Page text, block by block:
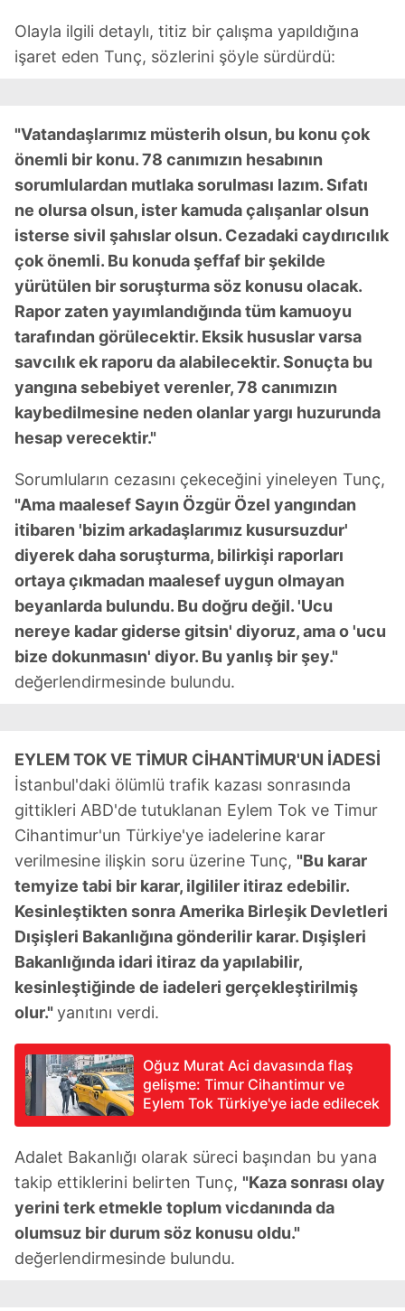
Olayla ilgili detaylı, titiz bir çalışma yapıldığına
işaret eden Tunç, sözlerini şöyle sürdürdü:
"Vatandaşlarımız müsterih olsun, bu konu çok
önemli bir konu. 78 canımızın hesabının
sorumlulardan mutlaka sorulması lazım. Sıfatı
ne olursa olsun, ister kamuda çalışanlar olsun
isterse sivil şahıslar olsun. Cezadaki caydırıcılık
çok önemli. Bu konuda şeffaf bir şekilde
yürütülen bir soruşturma söz konusu olacak.
Rapor zaten yayımlandığında tüm kamuoyu
tarafından görülecektir. Eksik hususlar varsa
savcılık ek raporu da alabilecektir. Sonuçta bu
yangına sebebiyet verenler, 78 canımızın
kaybedilmesine neden olanlar yargı huzurunda
hesap verecektir."
Sorumluların cezasını çekeceğini yineleyen Tunç,
"Ama maalesef Sayın Özgür Özel yangından
itibaren 'bizim arkadaşlarımız kusursuzdur'
diyerek daha soruşturma, bilirkişi raporları
ortaya çıkmadan maalesef uygun olmayan
beyanlarda bulundu. Bu doğru değil. 'Ucu
nereye kadar giderse gitsin' diyoruz, ama o 'ucu
bize dokunmasın' diyor. Bu yanlış bir şey."
değerlendirmesinde bulundu.
EYLEM TOK VE TİMUR CİHANTİMUR'UN İADESİ
İstanbul'daki ölümlü trafik kazası sonrasında
gittikleri ABD'de tutuklanan Eylem Tok ve Timur
Cihantimur'un Türkiye'ye iadelerine karar
verilmesine ilişkin soru üzerine Tunç, "Bu karar
temyize tabi bir karar, ilgililer itiraz edebilir.
Kesinleştikten sonra Amerika Birleşik Devletleri
Dışişleri Bakanlığına gönderilir karar. Dışişleri
Bakanlığında idari itiraz da yapılabilir,
kesinleştiğinde de iadeleri gerçekleştirilmiş
olur."yanıtını verdi.
Oğuz Murat Aci davasında flaş
gelişme: Timur Cihantimur ve
Eylem Tok Türkiye'ye iade edilecek
Adalet Bakanlığı olarak süreci başından bu yana
takip ettiklerini belirten Tunç, "Kaza sonrası olay
yerini terk etmekle toplum vicdanında da
olumsuz bir durum söz konusu oldu."
değerlendirmesinde bulundu.